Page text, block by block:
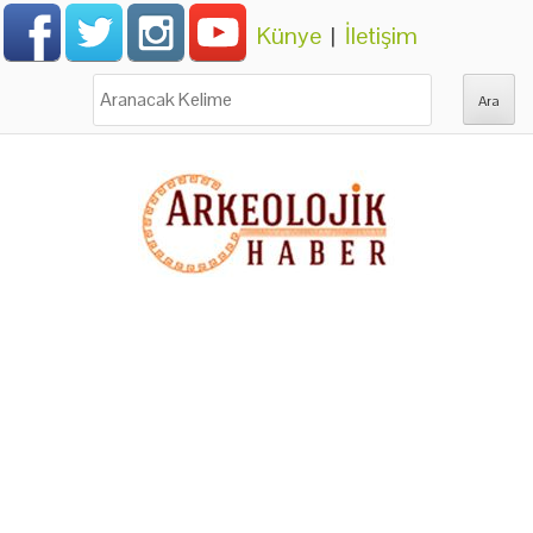
Künye | İletişim